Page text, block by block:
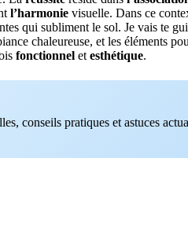
l’harmonie visuelle. Dans ce
qui subliment le sol. Je vais te
chaleureuse, et les éléments
fonctionnel et esthétique.
conseils pratiques et astuces